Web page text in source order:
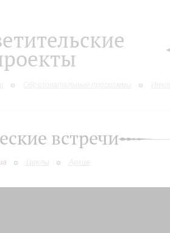
встречи
Циклы Архив